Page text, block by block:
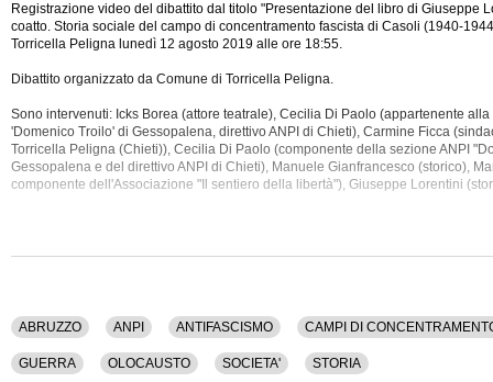
Registrazione video del dibattito dal titolo "Presentazione del libro di Giuseppe
coatto. Storia sociale del campo di concentramento fascista di Casoli (1940-
Torricella Peligna lunedì 12 agosto 2019 alle ore 18:55.
Dibattito organizzato da Comune di Torricella Peligna.
Sono intervenuti: Icks Borea (attore teatrale), Cecilia Di Paolo (appartenente alla
'Domenico Troilo' di Gessopalena, direttivo ANPI di Chieti), Carmine Ficca
Torricella Peligna (Chieti)), Cecilia Di Paolo (componente della sezione ANPI
Gessopalena e del direttivo ANPI di Chieti), Manuele Gianfrancesco (storico),
componente dell'Associazione "Il sentiero della libertà"), Giuseppe Lorentini
ABRUZZO
ANPI ANTIFASCISMO CAMPI DI
GUERRA OLOCAUSTO SOCIETA' STORIA